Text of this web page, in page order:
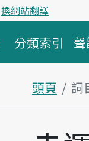
換網站翻譯
分類索引
頭頁 詞
主內容區